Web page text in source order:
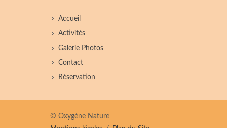
Accueil
Activités
Galerie Photos
Contact
Réservation
© Oxygène Nature